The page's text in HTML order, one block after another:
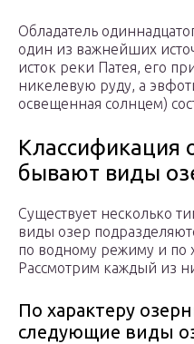
Обладатель
один из важнейших
исток реки Патея, его
никелевую руду, а
освещенная солнцем)
Классификация
бывают виды
Существует несколько
виды озер
по водному режиму и по
Рассмотрим каждый из
По характеру
следующие виды